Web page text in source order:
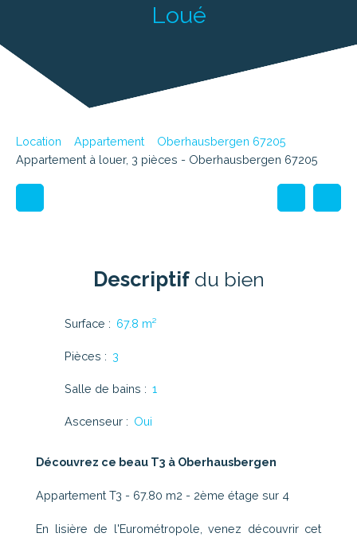
Loué
Location Appartement
Oberhausbergen 67205
Appartement à louer, 3 pièces - Oberhausbergen 67205
Descriptifdu bien
Surface : 67.8 m²
Pièces : 3
Salle de bains : 1
Ascenseur : Oui
Découvrez ce beau T3 à Oberhausbergen
Appartement T3 - 67.80 m2 - 2ème étage sur 4
En lisière de l'Eurométropole, venez découvrir cet